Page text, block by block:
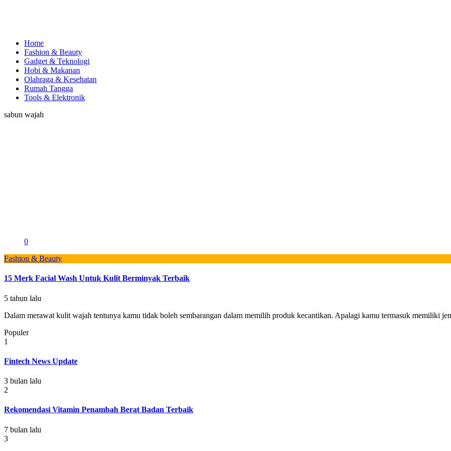
Home
Fashion & Beauty
Gadget & Teknologi
Hobi & Makanan
Olahraga & Kesehatan
Rumah Tangga
Tools & Elektronik
sabun wajah
0
Fashion & Beauty
15 Merk Facial Wash Untuk Kulit Berminyak Terbaik
5 tahun lalu
Dalam merawat kulit wajah tentunya kamu tidak boleh sembarangan dalam memilih produk kecantikan. Apalagi kamu termasuk memiliki
Populer
1
Fintech News Update
3 bulan lalu
2
Rekomendasi Vitamin Penambah Berat Badan Terbaik
7 bulan lalu
3